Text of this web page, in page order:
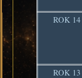
ROK 14
ROK 13